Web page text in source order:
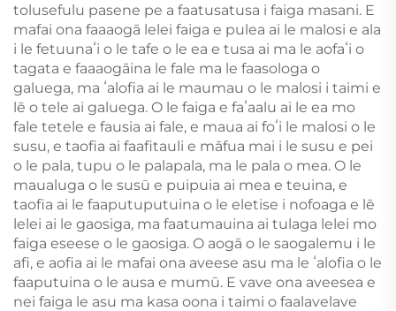
tolusefulu pasene pe a faatusatusa i faiga masani. E
mafai ona faaaogā lelei faiga e pulea ai le malosi e ala
i le fetuunaʻi o le tafe o le ea e tusa ai ma le aofaʻi o
tagata e faaaogāina le fale ma le faasologa o
galuega, ma ʻalofia ai le maumau o le malosi i taimi e
lē o tele ai galuega. O le faiga e faʻaalu ai le ea mo
fale tetele e fausia ai fale, e maua ai foʻi le malosi o le
susu, e taofia ai faafitauli e māfua mai i le susu e pei
o le pala, tupu o le palapala, ma le pala o mea. O le
maualuga o le susū e puipuia ai mea e teuina, e
taofia ai le faaputuputuina o le eletise i nofoaga e lē
lelei ai le gaosiga, ma faatumauina ai tulaga lelei mo
faiga eseese o le gaosiga. O aogā o le saogalemu i le
afi, e aofia ai le mafai ona aveese asu ma le ʻalofia o le
faaputuina o le ausa e mumū. E vave ona aveesea e
nei faiga le asu ma kasa oona i taimi o faalavelave